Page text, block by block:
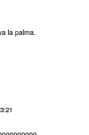
la palma.